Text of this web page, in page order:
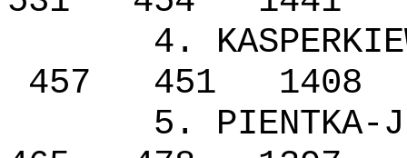
4.
457
451
1408
5. PIENTKA-